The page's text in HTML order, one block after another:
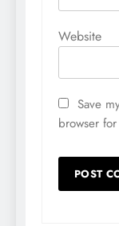
Website
Save
browser